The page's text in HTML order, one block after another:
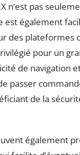
n’est pas
est également
des plateformes
pour un
de navigation
passer
de la
également